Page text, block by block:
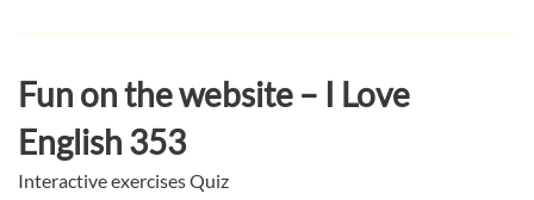
Fun on the website – I Love
English 353
Interactive exercises Quiz